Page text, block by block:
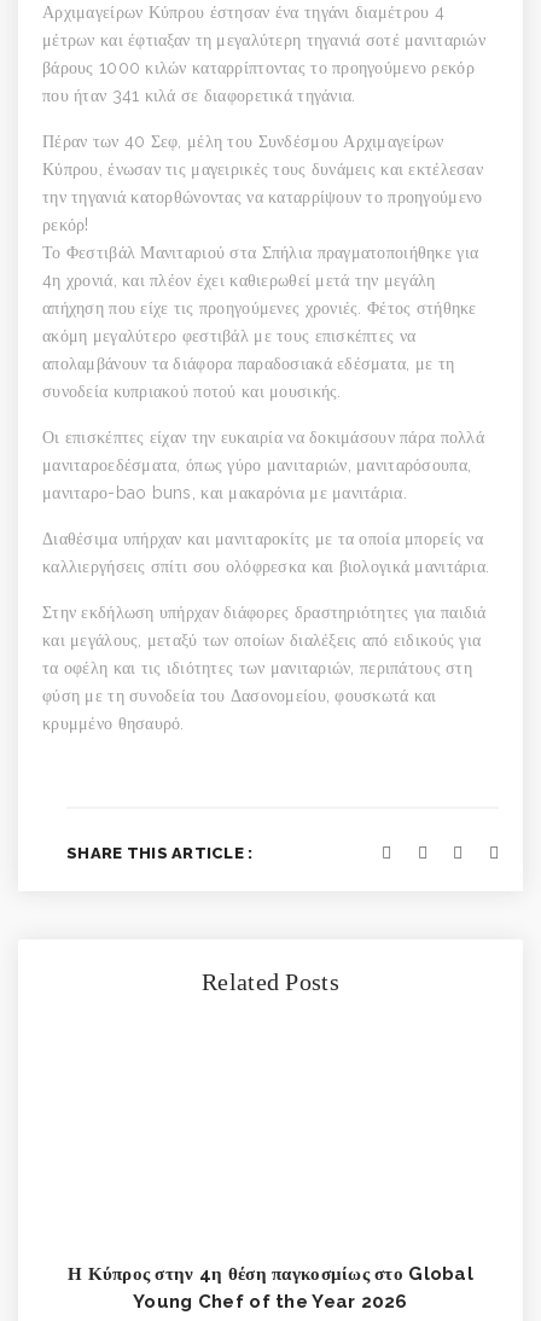
Αρχιμαγείρων Κύπρου έστησαν ένα τηγάνι διαμέτρου 4
μέτρων και έφτιαξαν τη μεγαλύτερη τηγανιά σοτέ μανιταριών
βάρους 1000 κιλών καταρρίπτοντας το προηγούμενο ρεκόρ
που ήταν 341 κιλά σε διαφορετικά τηγάνια.
Πέραν των 40 Σεφ, μέλη του Συνδέσμου Αρχιμαγείρων
Κύπρου, ένωσαν τις μαγειρικές τους δυνάμεις και εκτέλεσαν
την τηγανιά κατορθώνοντας να καταρρίψουν το προηγούμενο
ρεκόρ!
Το Φεστιβάλ Μανιταριού στα Σπήλια πραγματοποιήθηκε για
4η χρονιά, και πλέον έχει καθιερωθεί μετά την μεγάλη
απήχηση που είχε τις προηγούμενες χρονιές. Φέτος στήθηκε
ακόμη μεγαλύτερο φεστιβάλ με τους επισκέπτες να
απολαμβάνουν τα διάφορα παραδοσιακά εδέσματα, με τη
συνοδεία κυπριακού ποτού και μουσικής.
Οι επισκέπτες είχαν την ευκαιρία να δοκιμάσουν πάρα πολλά
μανιταροεδέσματα, όπως γύρο μανιταριών, μανιταρόσουπα,
μανιταρο-bao buns, και μακαρόνια με μανιτάρια.
Διαθέσιμα υπήρχαν και μανιταροκίτς με τα οποία μπορείς να
καλλιεργήσεις σπίτι σου ολόφρεσκα και βιολογικά μανιτάρια.
Στην εκδήλωση υπήρχαν διάφορες δραστηριότητες για παιδιά
και μεγάλους, μεταξύ των οποίων διαλέξεις από ειδικούς για
τα οφέλη και τις ιδιότητες των μανιταριών, περιπάτους στη
φύση με τη συνοδεία του Δασονομείου, φουσκωτά και
κρυμμένο θησαυρό.
SHARE THIS ARTICLE :
Related Posts
Η Κύπρος στην 4η θέση παγκοσμίως στο Global
Young Chef of the Year 2026